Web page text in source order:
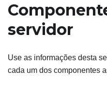
servidor
Use as informações desta
cada um dos componentes